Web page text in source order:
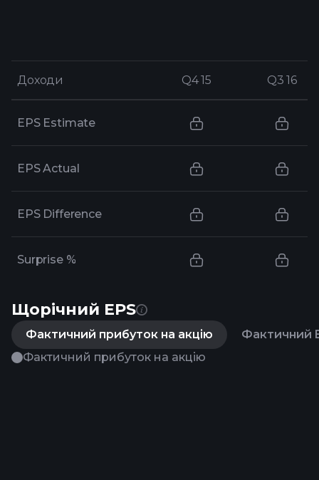
Доходи Q4 15 Q3 16
Доходи Q4 15 Q3 16
EPS Estimate
EPS Actual
EPS Difference
Surprise %
Щорічний EPS
Фактичний прибуток на акцію
Фактичний
Фактичний прибуток на акцію